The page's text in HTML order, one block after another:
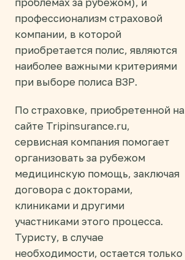
профессионализм страховой
компании, в которой
приобретается полис, являются
наиболее важными критериями
при выборе полиса ВЗР.
По страховке, приобретенной на
сайте Tripinsurance.ru,
сервисная компания помогает
организовать за рубежом
медицинскую помощь, заключая
договора с докторами,
клиниками и другими
участниками этого процесса.
Туристу, в случае
необходимости, остается только